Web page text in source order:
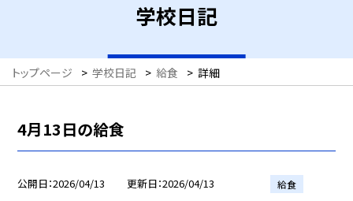
学校日記
トップページ > 学校日記 > 給食 > 詳細
4月13日の給食
公開日 2026/04/13 更新日 2026/04/13 給食